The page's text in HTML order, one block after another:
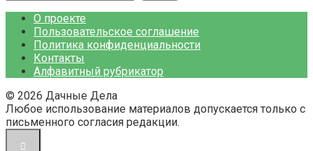
О проекте
Пользовательское соглашение
Политика конфиденциальности
Контакты
Алфавитный рубрикатор
© 2026 Дачные Дела
Любое использование материалов допускается только с
письменного согласия редакции.